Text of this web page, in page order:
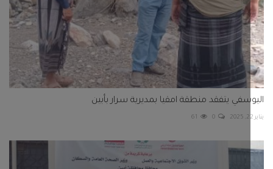
يتفقد منطقة امقيا بمديرية سرار بأبين
0
61